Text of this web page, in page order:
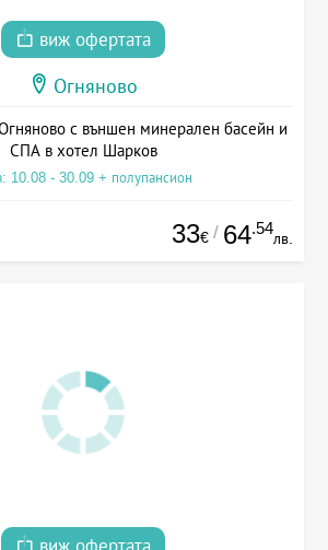
виж офертата
Огняново
с външен минерален басейн и
СПА в хотел Шарков
10.08 - 30.09 + полупансион
33€ / 64.54
лв.
виж офертата